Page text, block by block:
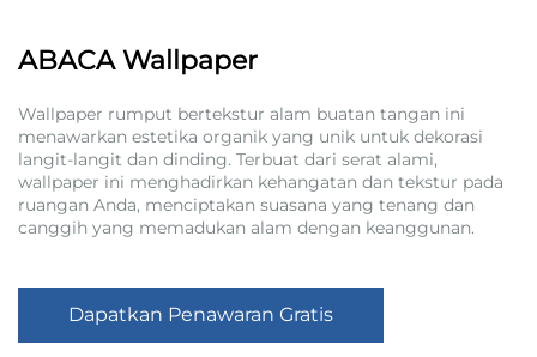
ABACA Wallpaper
Wallpaper rumput bertekstur alam buatan tangan ini
menawarkan estetika organik yang unik untuk dekorasi
langit-langit dan dinding. Terbuat dari serat alami,
wallpaper ini menghadirkan kehangatan dan tekstur pada
ruangan Anda, menciptakan suasana yang tenang dan
canggih yang memadukan alam dengan keanggunan.
Dapatkan Penawaran Gratis